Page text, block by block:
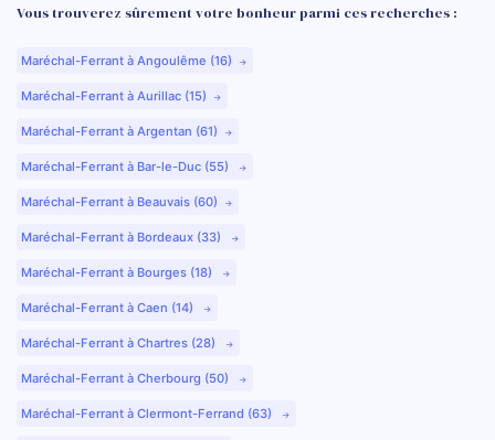
Vous trouverez sûrement votre bonheur parmi ces recherches :
Maréchal-Ferrant à Angoulême (16)
Maréchal-Ferrant à Aurillac (15)
Maréchal-Ferrant à Argentan (61)
Maréchal-Ferrant à Bar-le-Duc (55)
Maréchal-Ferrant à Beauvais (60)
Maréchal-Ferrant à Bordeaux (33)
Maréchal-Ferrant à Bourges (18)
Maréchal-Ferrant à Caen (14)
Maréchal-Ferrant à Chartres (28)
Maréchal-Ferrant à Cherbourg (50)
Maréchal-Ferrant à Clermont-Ferrand (63)